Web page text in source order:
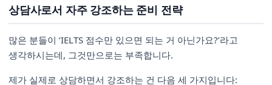
상담사로서 자주 강조하는 준비 전략
많은 분들이 ‘IELTS 점수만 있으면 되는 거 아닌가요?’라고
생각하시는데, 그것만으로는 부족합니다.
제가 실제로 상담하면서 강조하는 건 다음 세 가지입니다: